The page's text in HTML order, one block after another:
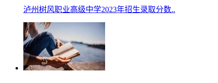
泸州树风职业高级中学2023年招生录取分数..